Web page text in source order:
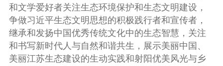
和文学爱好者关注生态环境保护和生态文明建设 ，
争做习近平生态文明思想的积极践行者和宣传者，
继承和发扬中国优秀传统文化中的生态智慧 ， 关注
和书写新时代人与自然和谐共生 ， 展示美丽中国 、
美丽江苏生态建设的生动实践和射阳优美风光与乡